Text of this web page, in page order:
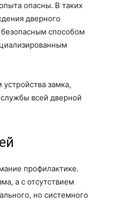
опасны. В таких
дверного
способом
замка,
всей дверной
профилактике.
а с отсутствием
но системного